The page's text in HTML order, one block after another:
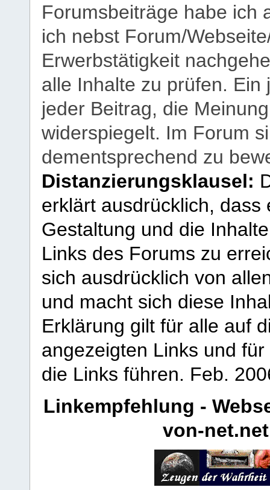
Forumsbeiträge habe ich
ich nebst Forum/
Erwerbstätigkeit
alle Inhalte zu prüfen.
jeder Beitrag, die
widerspiegelt. Im Forum
dementsprechend zu
Distanzierungsklausel:
erklärt ausdrücklich,
Gestaltung und die
Links des Forums zu
sich ausdrücklich von
und macht sich diese
Erklärung gilt für alle auf
angezeigten Links und
die Links führen. Feb.
Linkempfehlung -
von-net.net